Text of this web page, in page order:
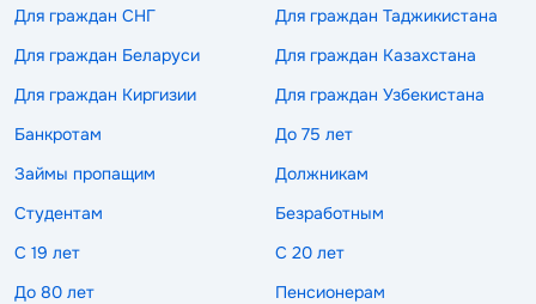
Для граждан СНГ
Для граждан Таджикистана
Для граждан Беларуси
Для граждан Казахстана
Для граждан Киргизии
Для граждан Узбекистана
Банкротам
До 75 лет
Займы пропащим
Должникам
Студентам
Безработным
С 19 лет
С 20 лет
До 80 лет
Пенсионерам